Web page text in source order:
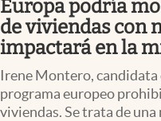
Pc y celular
Vida y estilo
Tv
Clima
Europa podría
de viviendas con
impactará en la
Irene Montero, candidata
programa europeo
viviendas. Se trata de